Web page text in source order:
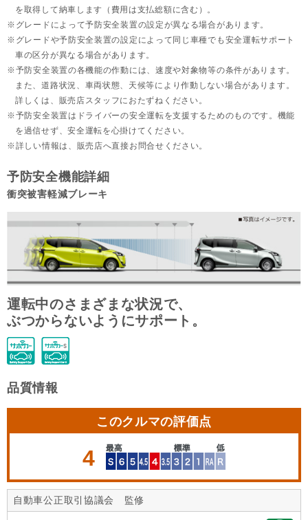
を取得して納車します（費用は支払総額に含む）。
グレードによって予防安全装置の設定が異なる場合があります。
グレードや予防安全装置の設定によって同じ車種でも安全運転サポート
車の区分が異なる場合があります。
予防安全装置の各機能の作動には、速度や対象物等の条件があります。
また、道路状況、車両状態、天候等により作動しない場合があります。
詳しくは、販売店スタッフにおたずねください。
予防安全装置はドライバーの安全運転を支援するためのものです。機能
を過信せず、安全運転を心掛けてください。
詳しい情報は、販売店へ直接お問合せください。
予防安全機能詳細
衝突被害軽減ブレーキ
運転中のさまざまな状況で、
ぶつからないようにサポート。
品質情報
このクルマの評価点
4
自動車公正取引協議会 監修